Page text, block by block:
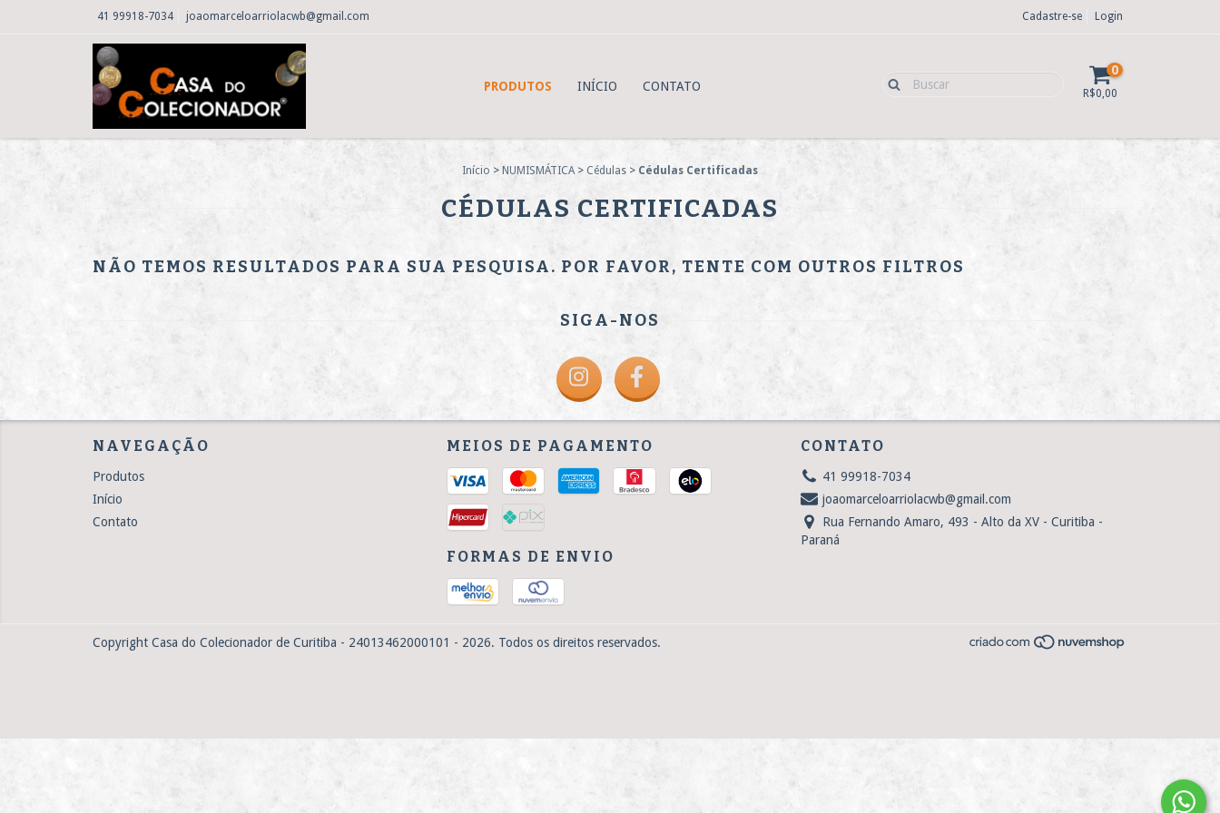
41 99918-7034 joaomarceloarriolacwb@gmail.com Cadastre-se Login
PRODUTOS INÍCIO CONTATO
0
R$0,00
Início > NUMISMÁTICA > Cédulas > Cédulas Certificadas
CÉDULAS CERTIFICADAS
NÃO TEMOS RESULTADOS PARA SUA PESQUISA. POR FAVOR, TENTE COM OUTROS FILTROS
SIGA-NOS
NAVEGAÇÃO
Produtos
Início
Contato
MEIOS DE PAGAMENTO
FORMAS DE ENVIO
CONTATO
41 99918-7034
joaomarceloarriolacwb@gmail.com
Rua Fernando Amaro, 493 - Alto da XV - Curitiba -
Paraná
Copyright Casa do Colecionador de Curitiba - 24013462000101 - 2026. Todos os direitos reservados.